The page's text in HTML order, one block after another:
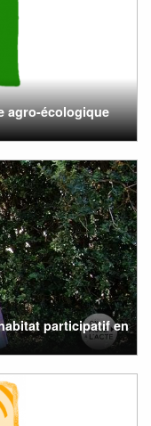
agro-écologique
participatif en